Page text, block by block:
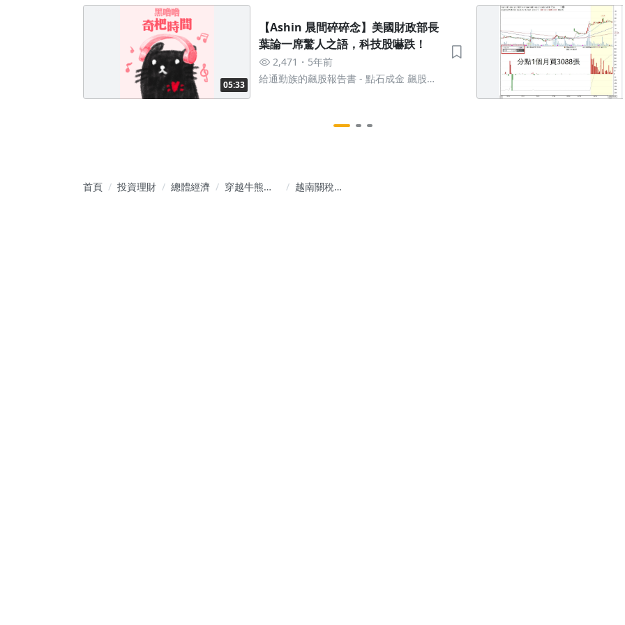
05:33
【Ashin 晨間碎碎念】美國財政部長
葉論一席驚人之語，科技股嚇跌！
2,471
5年前
給通勤族的飆股報告書 - 點石成金 飆股輕
首頁 投資理財 總體經濟
穿越牛熊的
越南關稅